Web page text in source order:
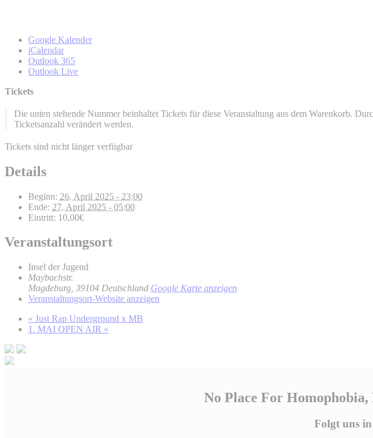
Google Kalender
iCalendar
Outlook 365
Outlook Live
Tickets
Die unten stehende Nummer beinhaltet Tickets für diese Veranstaltung aus dem Warenkorb.
Ticketsanzahl verändert werden.
Tickets sind nicht länger verfügbar
Details
Beginn: 26. April 2025 - 23:00
Ende: 27. April 2025 - 05:00
Eintritt: 10,00€
Veranstaltungsort
Insel der Jugend
Maybachstr.
Magdeburg 39104 Deutschland Google Karte anzeigen
Veranstaltungsort-Website anzeigen
« Just Rap Underground x MB
1. MAI OPEN AIR »
No Place For Homophobia,
Folgt uns